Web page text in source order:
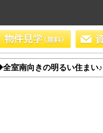
室南向きの明るい住まい♪